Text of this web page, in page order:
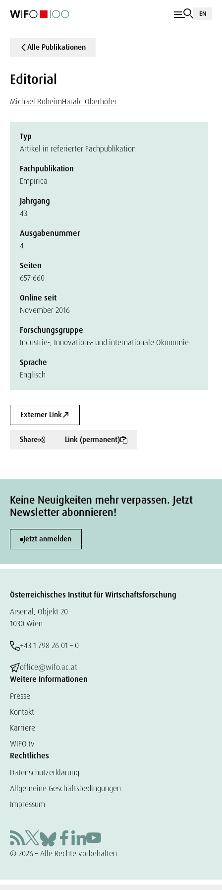
EN
Alle Publikationen
Editorial
Michael BöheimHarald Oberhofer
Typ
Artikel in referierter Fachpublikation
Fachpublikation
Empirica
Jahrgang
43
Ausgabenummer
4
Seiten
657-660
Online seit
November 2016
Forschungsgruppe
Industrie-, Innovations- und internationale Ökonomie
Sprache
Englisch
Externer Link
Share Link (permanent)
Keine Neuigkeiten mehr verpassen. Jetzt
Newsletter abonnieren!
Jetzt anmelden
Österreichisches Institut für Wirtschaftsforschung
Arsenal, Objekt 20
1030 Wien
+43 1 798 26 01 – 0
office@wifo.ac.at
Weitere Informationen
Presse
Kontakt
Karriere
WIFO.tv
Rechtliches
Datenschutzerklärung
Allgemeine Geschäftsbedingungen
Impressum
© 2026 – Alle Rechte vorbehalten